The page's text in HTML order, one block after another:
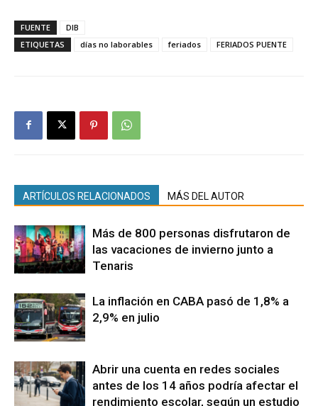
FUENTE
DIB
ETIQUETAS
días no laborables feriados FERIADOS PUENTE
ARTÍCULOS RELACIONADOS MÁS DEL AUTOR
Más de 800 personas disfrutaron de
las vacaciones de invierno junto a
Tenaris
La inflación en CABA pasó de 1,8% a
2,9% en julio
Abrir una cuenta en redes sociales
antes de los 14 años podría afectar el
rendimiento escolar, según un estudio